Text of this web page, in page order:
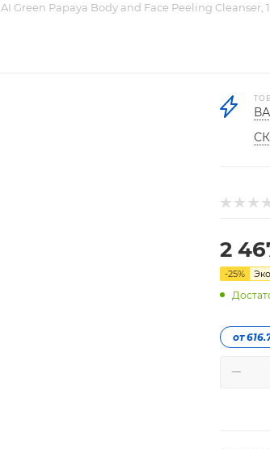
Green Papaya Body and Face Peeling Cleanser,
2
-25%
от